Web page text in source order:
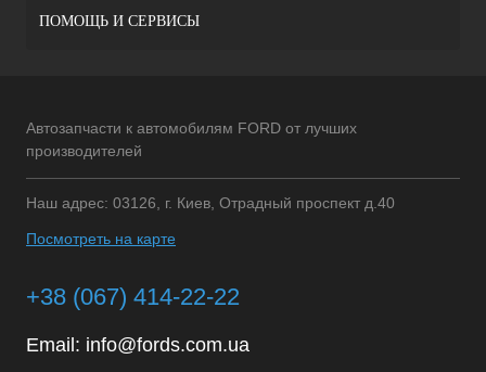
ПОМОЩЬ И СЕРВИСЫ
Автозапчасти к автомобилям FORD от лучших
производителей
Наш адрес: 03126, г. Киев, Отрадный проспект д.40
Посмотреть на карте
+38 (067) 414-22-22
Email: info@fords.com.ua